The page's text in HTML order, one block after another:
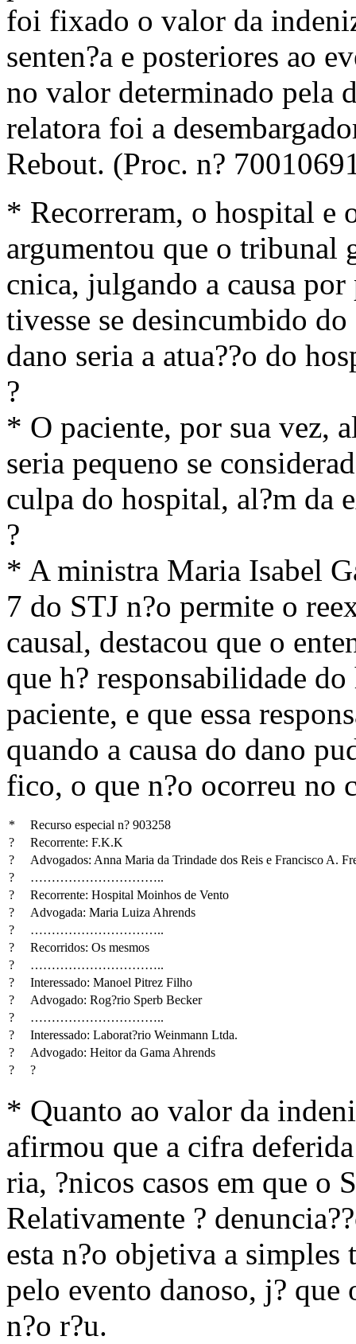
foi fixado o valor da
senten?a e posteriores ao
no valor determinado pela
relatora foi a
Rebout. (Proc. n?
* Recorreram, o hospital e
argumentou que o tribunal
cnica, julgando a causa
tivesse se desincumbido
dano seria a atua??o do
?
* O paciente, por sua vez,
seria pequeno se
culpa do hospital, al?m da
?
* A ministra Maria Isabel
7 do STJ n?o permite o
causal, destacou que o
que h? responsabilidade
paciente, e que essa
quando a causa do dano
fico, o que n?o ocorreu no
*
Recurso especial n? 903258
?
Recorrente: F.K.K
?
Advogados: Anna Maria da Trindade dos Reis e Francisco A.
?
…………………………..
?
Recorrente: Hospital Moinhos de Vento
?
Advogada: Maria Luiza Ahrends
?
…………………………..
?
Recorridos: Os mesmos
?
…………………………..
?
Interessado: Manoel Pitrez Filho
?
Advogado: Rog?rio Sperb Becker
?
…………………………..
?
Interessado: Laborat?rio Weinmann Ltda.
?
Advogado: Heitor da Gama Ahrends
?
?
* Quanto ao valor da
afirmou que a cifra
ria, ?nicos casos em que o
Relativamente ?
esta n?o objetiva a simples
pelo evento danoso, j? que
n?o r?u.